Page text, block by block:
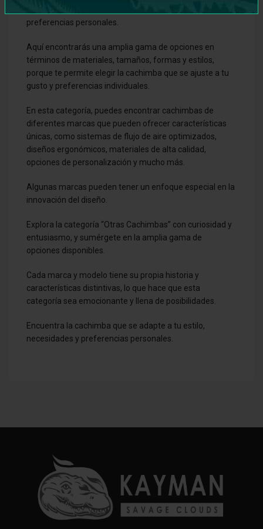
cachimbas que pueden sorprenderte y satisfacer tus
preferencias personales.
Aquí encontrarás una amplia gama de opciones en
términos de materiales, tamaños, formas y estilos,
porque te permite elegir la cachimba que se ajuste a tu
gusto y preferencias individuales.
En esta categoría, puedes encontrar cachimbas de
diferentes marcas que pueden ofrecer características
únicas, como sistemas de flujo de aire optimizados,
diseños ergonómicos, materiales de alta calidad,
opciones de personalización y mucho más.
Algunas marcas pueden tener un enfoque especial en la
innovación del diseño.
Explora la categoría “Otras Cachimbas” con curiosidad y
entusiasmo, y sumérgete en la amplia gama de
opciones disponibles.
Cada marca y modelo tiene su propia historia y
características distintivas, lo que hace que esta
categoría sea emocionante y llena de posibilidades.
Encuentra la cachimba que se adapte a tu estilo,
necesidades y preferencias personales.